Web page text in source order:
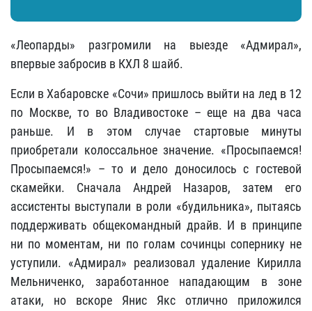
«Леопарды» разгромили на выезде «Адмирал»,
впервые забросив в КХЛ 8 шайб.
Если в Хабаровске «Сочи» пришлось выйти на лед в 12
по Москве, то во Владивостоке – еще на два часа
раньше. И в этом случае стартовые минуты
приобретали колоссальное значение. «Просыпаемся!
Просыпаемся!» – то и дело доносилось с гостевой
скамейки. Сначала Андрей Назаров, затем его
ассистенты выступали в роли «будильника», пытаясь
поддерживать общекомандный драйв. И в принципе
ни по моментам, ни по голам сочинцы сопернику не
уступили. «Адмирал» реализовал удаление Кирилла
Мельниченко, заработанное нападающим в зоне
атаки, но вскоре Янис Якс отлично приложился